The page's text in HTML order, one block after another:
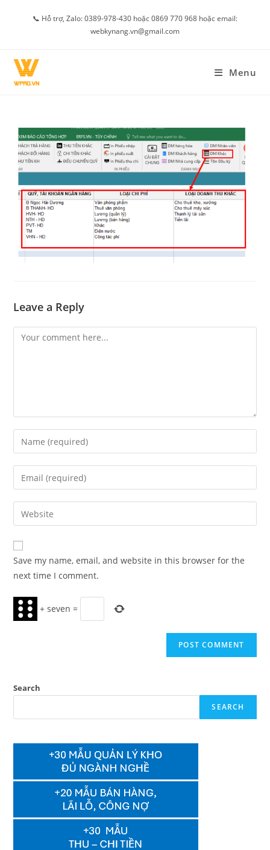
📞 Hỗ trợ, Zalo: 0389-978-430 hoặc 0869 770 968 hoặc email:
webkynang.vn@gmail.com
Menu
Leave a Reply
Comment
Enter
your
name
comment
Enter
your
email
address
comment
Enter
your
website
URL
(optional)
Save my name, email, and website in this browser for the
next time I comment.
+seven =
Search
SEARCH